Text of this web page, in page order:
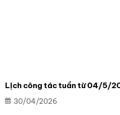
Lịch công tác tuần từ 04/5/
30/04/2026